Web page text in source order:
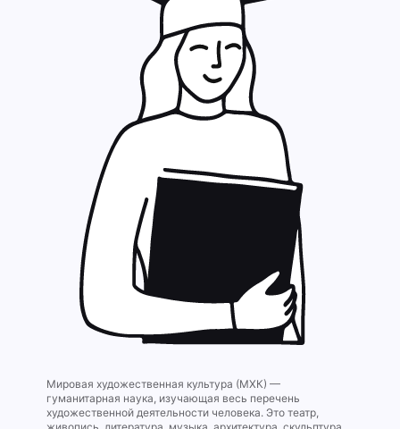
Мировая художественная культура (МХК) —
гуманитарная наука, изучающая весь перечень
художественной деятельности человека. Это театр,